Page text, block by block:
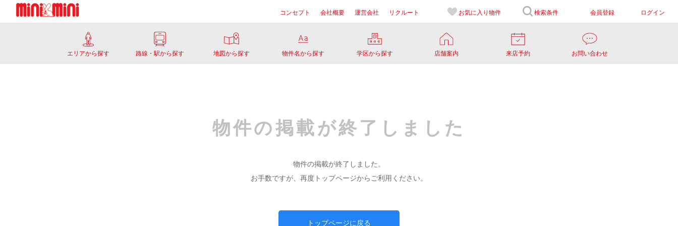
コンセプト 会社概要 運営会社 リクルート お気に入り 物件 検索条件 会員登録 ログイン
エリアから探す 路線・駅から探す 地図から探す 物件名から探す 学区から探す 店舗案内 来店予約 お問い合わせ
物件の掲載が終了しました
物件の掲載が終了しました。
お手数ですが、再度トップページからご利用ください。
トップページに戻る